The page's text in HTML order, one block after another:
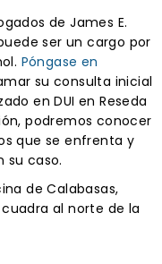
de James E.
ser un cargo por
Póngase en
su consulta inicial
en DUI en Reseda
podremos conocer
que se enfrenta y
su caso.
de Calabasas,
al norte de la